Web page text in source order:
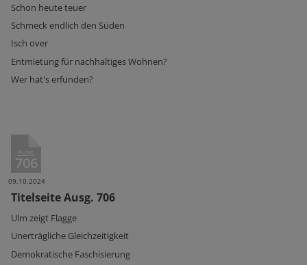
Schon heute teuer
Schmeck endlich den Süden
Isch over
Entmietung für nachhaltiges Wohnen?
Wer hat's erfunden?
Ausg.
706
09.10.2024
Titelseite Ausg. 706
Ulm zeigt Flagge
Unerträgliche Gleichzeitigkeit
Demokratische Faschisierung